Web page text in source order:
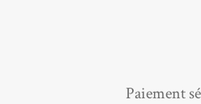
Paiement